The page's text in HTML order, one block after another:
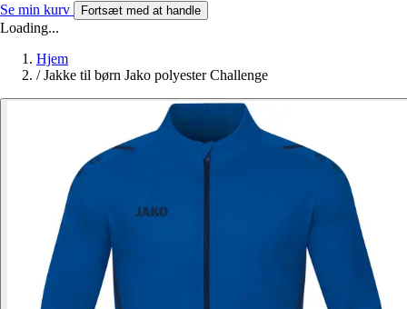
Se min kurv Fortsæt med at handle
Loading...
Hjem
/ Jakke til børn Jako polyester Challenge